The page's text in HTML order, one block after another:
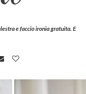
e faccio ironia gratuita. E